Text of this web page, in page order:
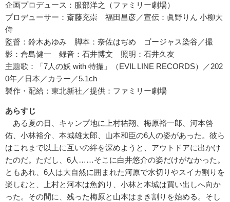
企画プロデュース：服部洋之（ファミリー劇場）
プロデューサー：斎藤充崇 福田昌彦／宣伝：眞野りん 小柳大
侍
監督：鈴木あゆみ 脚本：奈佐はぢめ ゴージャス染谷／撮
影：倉島健一 録音：石井博文 照明：石井久友
主題歌：「 7人の妖 with 特撮」（ EVIL LINE RECORDS）／202
0年／日本／カラー／5.1ch
製作・配給：東北新社／提供：ファミリー劇場
あらすじ
ある夏の日、キャンプ地に上村祐翔、梅原裕一郎、河本啓
佑、小林裕介、本城雄太郎、山本和臣の6人の姿があった。彼ら
はこれまで以上に互いの絆を深めようと、アウトドアに出かけ
たのだ。ただし、 6人 ……そこに白井悠介の姿だけがなかった。
ともあれ、 6人は大自然に囲まれた河原で水切りやスイカ割りを
楽しむと、上村と河本は魚釣り、小林と本城は買い出しへ向か
った。その間に、残った梅原と山本はまき割りを始める。そし